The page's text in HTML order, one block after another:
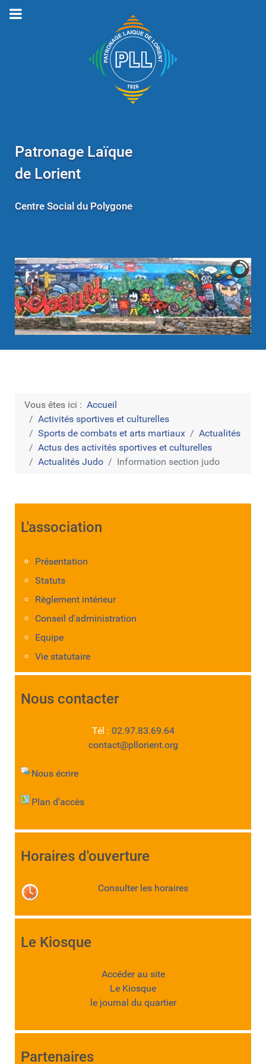
Patronage Laïque
de Lorient
Centre Social du Polygone
Vous êtes ici : Accueil
Activités sportives et culturelles
Sports de combats et arts martiaux
Actualités
Actus des activités sportives et culturelles
Actualités Judo
Information section judo
L'association
Présentation
Statuts
Règlement intérieur
Conseil d'administration
Equipe
Vie statutaire
Nous contacter
Tél : 02.97.83.69.64
contact@pllorient.org
Nous écrire
Plan d'accès
Horaires d'ouverture
Consulter les horaires
Le Kiosque
Accéder au site
Le Kiosque
le journal du quartier
Partenaires